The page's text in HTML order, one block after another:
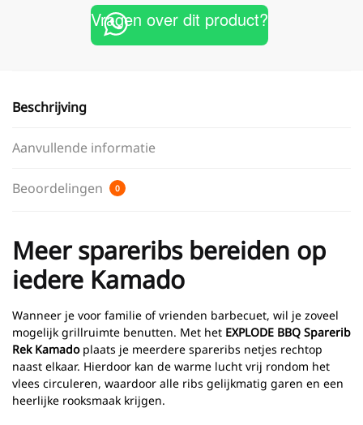
Vragen over dit product?
Beschrijving
Aanvullende informatie
Beoordelingen 0
Meer spareribs bereiden op
iedere Kamado
Wanneer je voor familie of vrienden barbecuet, wil je zoveel
mogelijk grillruimte benutten. Met het EXPLODE BBQ Sparerib
Rek Kamadoplaats je meerdere spareribs netjes rechtop
naast elkaar. Hierdoor kan de warme lucht vrij rondom het
vlees circuleren, waardoor alle ribs gelijkmatig garen en een
heerlijke rooksmaak krijgen.